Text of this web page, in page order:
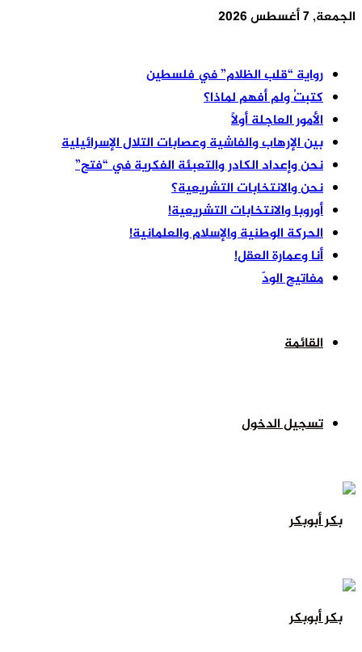
الجمعة, 7 أغسطس 2026
رواية “قلب الظلام” في فلسطين
كتبتُ ولم أفهم لماذا؟
الأمور العاجلة أولًا
بين الإرهاب والفاشية وعصابات التلال الإسرائيلية
نحن وإعداد الكادر والتعبئة الفكرية في “فتح”
نحن والانتخابات التشريعية؟
أوروبا والانتخابات التشريعية!
الحركة الوطنية والإسلام والعلمانية!
أنا وعمارة العقل!
مفاتيح الودّ
القائمة
تسجيل الدخول